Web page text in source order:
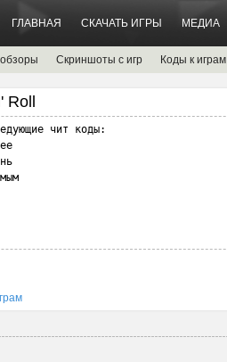
ГЛАВНАЯ СКАЧАТЬ ИГРЫ МЕДИА
Скриншоты с игр Коды к играм
чит коды: